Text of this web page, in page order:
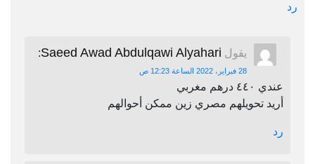
رد
يقول Saeed Awad Abdulqawi Alyahari
:
28 فبراير، 2022 الساعة 12:23 ص
عندي ٤٤٠ درهم مغربي
أريد تحويلهم مصري زين ممكن أحوالهم
رد